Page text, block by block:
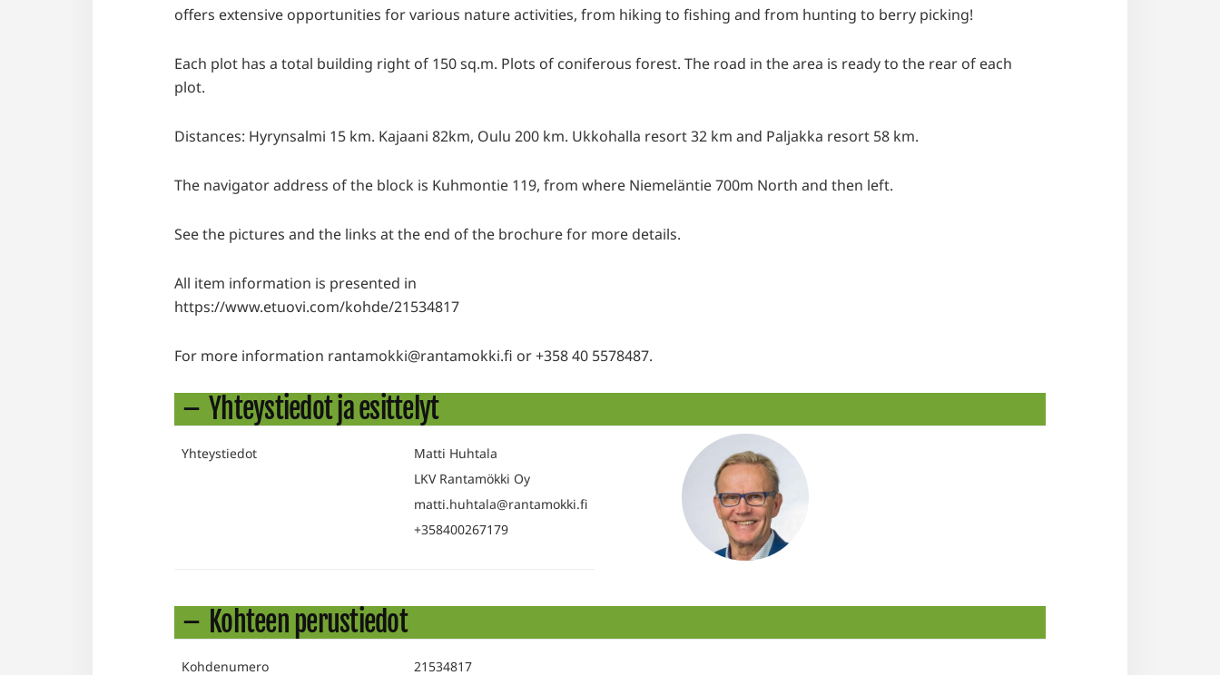
offers extensive opportunities for various nature activities, from hiking to fishing and from hunting to berry picking!
Each plot has a total building right of 150 sq.m. Plots of coniferous forest. The road in the area is ready to the rear of each
plot.
Distances: Hyrynsalmi 15 km. Kajaani 82km, Oulu 200 km. Ukkohalla resort 32 km and Paljakka resort 58 km.
The navigator address of the block is Kuhmontie 119, from where Niemeläntie 700m North and then left.
See the pictures and the links at the end of the brochure for more details.
All item information is presented in
https://www.etuovi.com/kohde/21534817
For more information rantamokki@rantamokki.fi or +358 40 5578487.
Yhteystiedot ja esittelyt
Yhteystiedot
Matti Huhtala
LKV Rantamökki Oy
matti.huhtala@rantamokki.fi
+358400267179
Kohteen perustiedot
Kohdenumero 21534817